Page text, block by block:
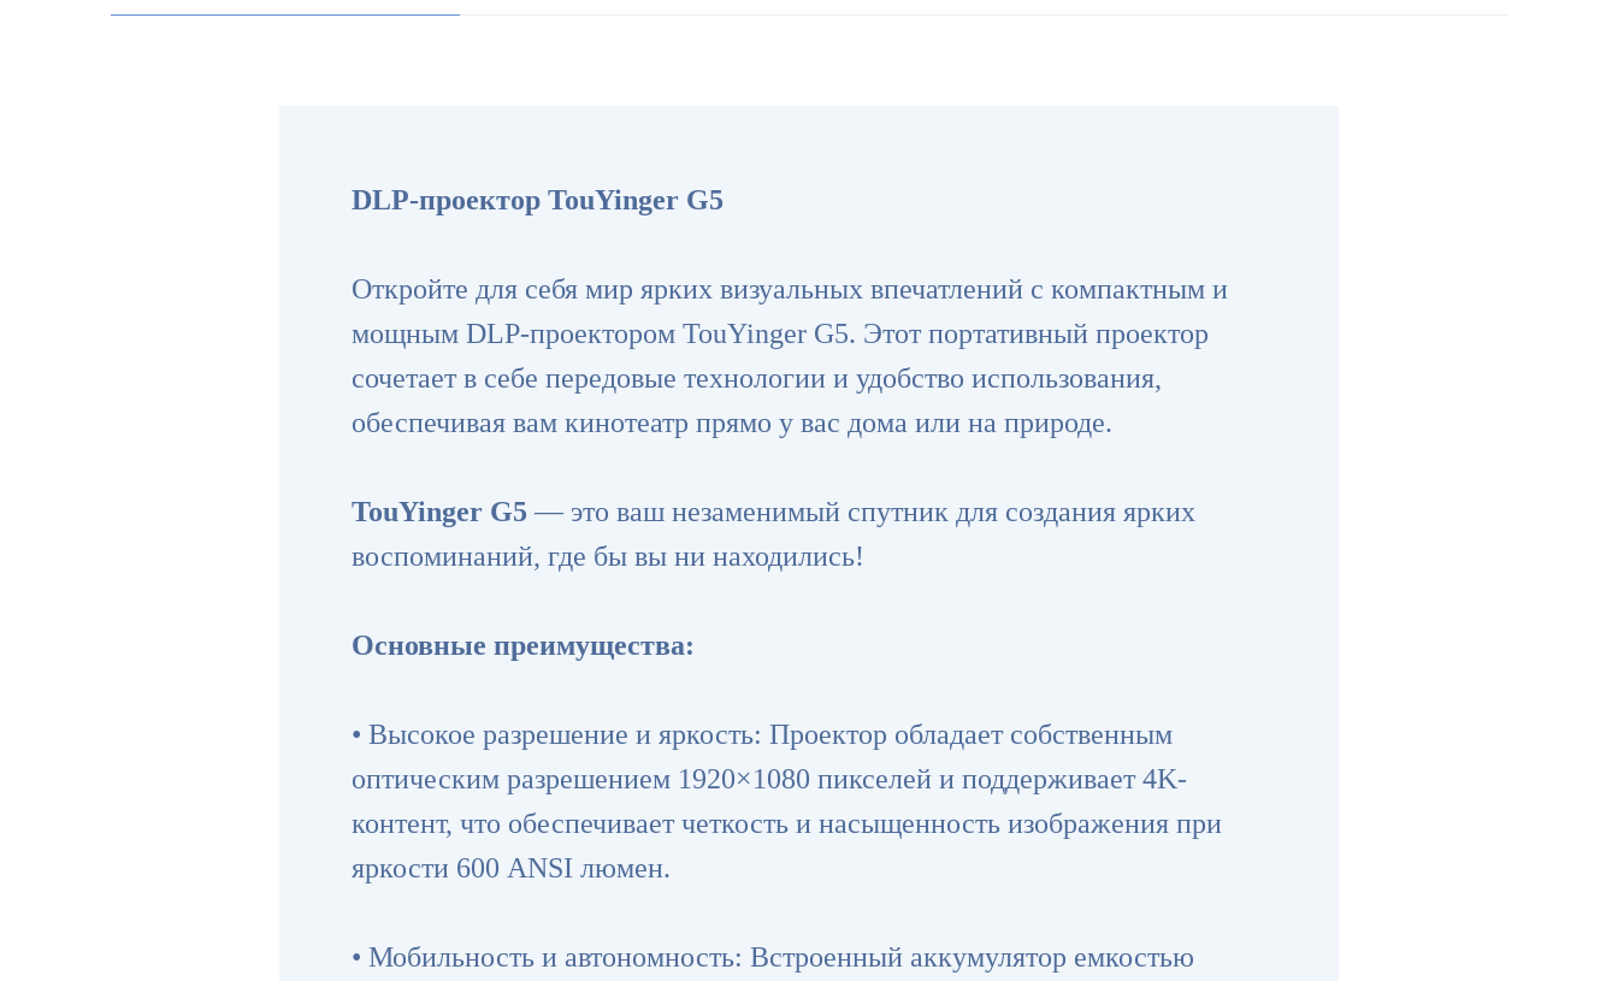
DLP-проектор TouYinger G5
Откройте для себя мир ярких визуальных впечатлений с компактным и
мощным DLP-проектором TouYinger G5. Этот портативный проектор
сочетает в себе передовые технологии и удобство использования,
обеспечивая вам кинотеатр прямо у вас дома или на природе.
TouYinger G5 — это ваш незаменимый спутник для создания ярких
воспоминаний, где бы вы ни находились!
Основные преимущества:
• Высокое разрешение и яркость: Проектор обладает собственным
оптическим разрешением 1920×1080 пикселей и поддерживает 4K-
контент, что обеспечивает четкость и насыщенность изображения при
яркости 600 ANSI люмен.
• Мобильность и автономность: Встроенный аккумулятор емкостью